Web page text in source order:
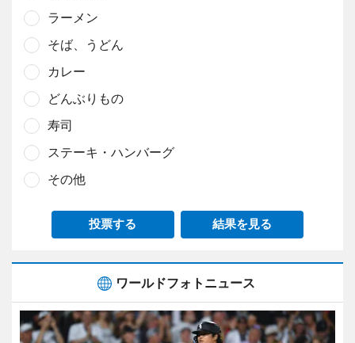
ラーメン
そば、うどん
カレー
どんぶりもの
寿司
ステーキ・ハンバーグ
その他
投票する 結果を見る
ワールドフォトニュース